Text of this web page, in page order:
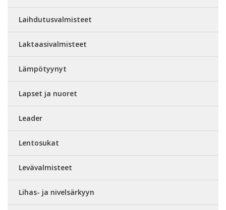
Laihdutusvalmisteet
Laktaasivalmisteet
Lämpötyynyt
Lapset ja nuoret
Leader
Lentosukat
Levävalmisteet
Lihas- ja nivelsärkyyn